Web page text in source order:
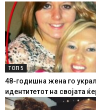
ТОП 5
48-годишна жена го
идентитетот на својата